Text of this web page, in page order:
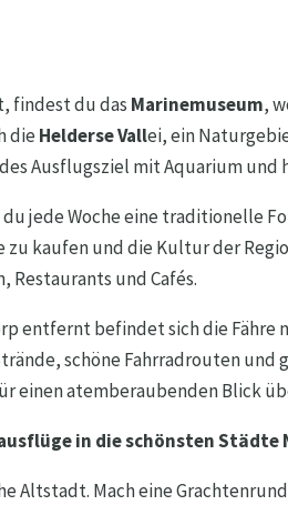
findest du das Marinemuseum,
die Helderse Vallei, ein
Ausflugsziel mit Aquarium und
du jede Woche eine traditionelle
kaufen und die Kultur der
Restaurants und Cafés.
entfernt befindet sich die Fähre
schöne Fahrradrouten und
einen atemberaubenden Blick
in die schönsten Städte
Altstadt. Mach eine